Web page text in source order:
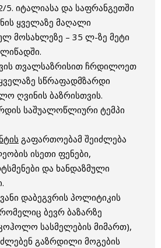
5. იტალიასა და საფრანგეთში
ყველაზე მაღალი
მოსახლეზე – 35 ლ-ზე მეტი
თვალსაზრისით ჩრდილოეთ
სწრაფადმზარდი
ღვინის ბაზრისთვის.
საშუალოწლიური ტემპი
გაფართოებამ შეიძლება
ისეთი ფენები,
და ხანდაზმული
დაბეგვრის პოლიტიკის
ბევრ ბაზარზე
სასმელების მიმართ),
გაზრდილი მოგების